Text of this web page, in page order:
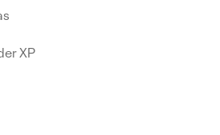
XP